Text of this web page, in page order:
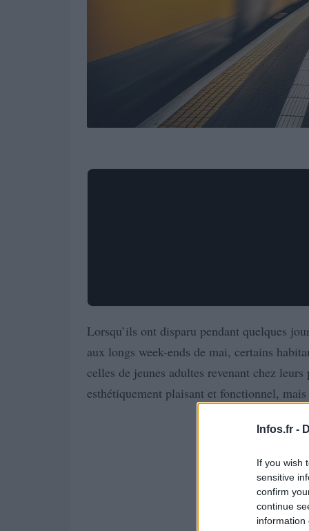
Infos.fr -
If you wish
sensitive
confirm
continue
information
Lorsqu’ils ont disparu pendant quelques
aux longs week-ends de mai, certains
celles de jeunes adultes revenant chez
esthétiquement plaisant et fonctionnel,